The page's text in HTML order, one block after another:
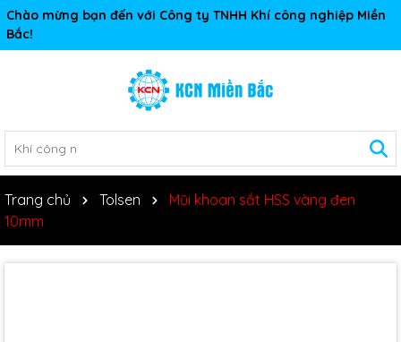
Chào mừng bạn đến với Công ty TNHH Khí công nghiệp Miền
Bắc!
Trang chủ Tolsen
Mũi khoan sắt HSS vàng đen
10mm